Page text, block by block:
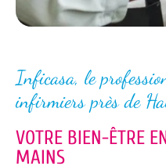
Inficasa, le
infirmiers près de
VOTRE BIEN-ÊTRE
MAINS